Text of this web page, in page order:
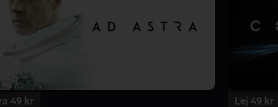
49 kr Lej 49 kr